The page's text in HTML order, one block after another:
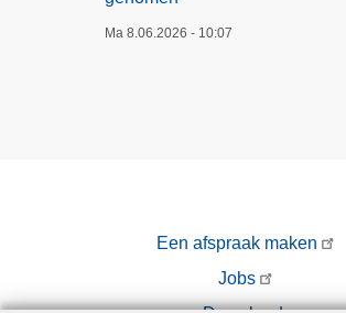
Ma 8.06.2026 - 10:07
Een afspraak maken
Jobs